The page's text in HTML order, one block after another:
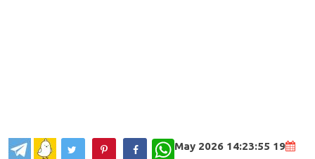
19 May 2026 14:23:55
WhatsApp